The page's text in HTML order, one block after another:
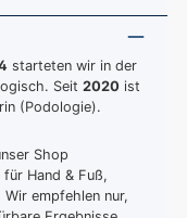
starteten wir in der
Seit 2020 ist
(Podologie).
Shop
Hand & Fuß,
empfehlen nur,